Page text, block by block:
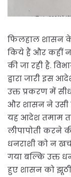
फिलहाल शासन
किये हैं और कहीं न
की जा रही है.
द्वारा जारी इस
उक्त प्रकरण में
और शासन ने उसी
यह आदेश तमाम
लीपापोती करने
धनराशी को न
गया बल्कि उक्त
हुए शासन को